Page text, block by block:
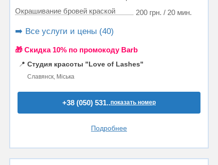
Окрашивание бровей краской
200 грн. / 20 мин.
➡️ Все услуги и цены (40)
🎁 Cкидка 10% по промокоду Barb
📍 Студия красоты "Love of Lashes"
Славянск, Міська
+38 (050) 531..показать номер
Подробнее